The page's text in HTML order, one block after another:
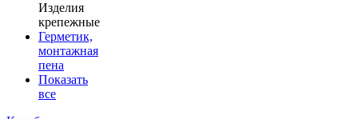
Изделия
крепежные
Герметик,
монтажная
пена
Показать
все